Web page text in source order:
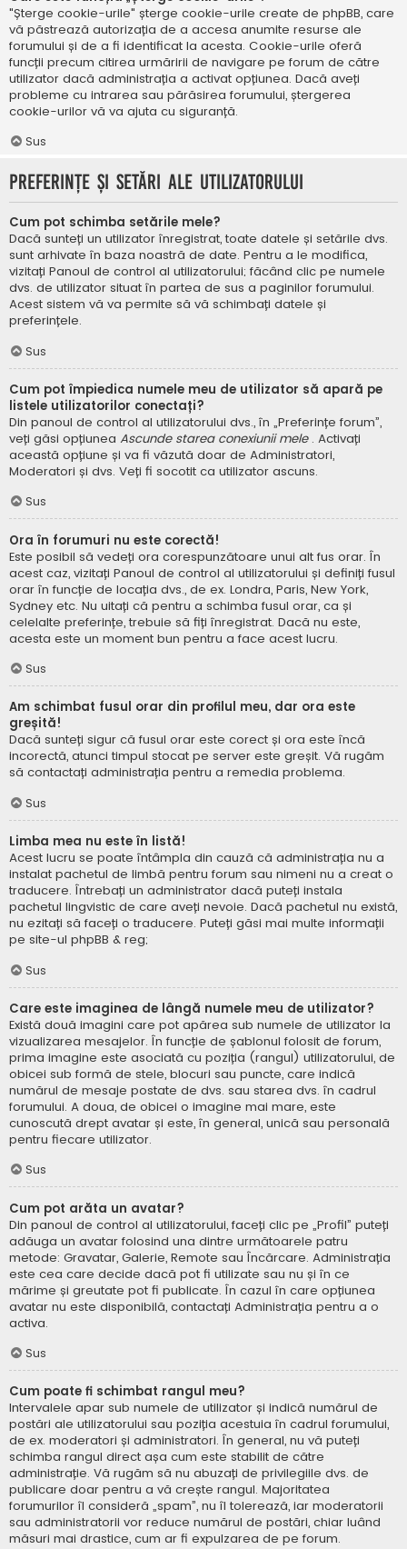
"Șterge cookie-urile" șterge cookie-urile create de phpBB, care
vă păstrează autorizația de a accesa anumite resurse ale
forumului și de a fi identificat la acesta. Cookie-urile oferă
funcții precum citirea urmăririi de navigare pe forum de către
utilizator dacă administrația a activat opțiunea. Dacă aveți
probleme cu intrarea sau părăsirea forumului, ștergerea
cookie-urilor vă va ajuta cu siguranță.
Sus
Preferințe și setări ale utilizatorului
Cum pot schimba setările mele?
Dacă sunteți un utilizator înregistrat, toate datele și setările dvs.
sunt arhivate în baza noastră de date. Pentru a le modifica,
vizitați Panoul de control al utilizatorului; făcând clic pe numele
dvs. de utilizator situat în partea de sus a paginilor forumului.
Acest sistem vă va permite să vă schimbați datele și
preferințele.
Sus
Cum pot împiedica numele meu de utilizator să apară pe
listele utilizatorilor conectați?
Din panoul de control al utilizatorului dvs., în „Preferințe forum”,
veți găsi opțiunea Ascunde starea conexiunii mele . Activați
această opțiune și va fi văzută doar de Administratori,
Moderatori și dvs. Veți fi socotit ca utilizator ascuns.
Sus
Ora în forumuri nu este corectă!
Este posibil să vedeți ora corespunzătoare unui alt fus orar. În
acest caz, vizitați Panoul de control al utilizatorului și definiți fusul
orar în funcție de locația dvs., de ex. Londra, Paris, New York,
Sydney etc. Nu uitați că pentru a schimba fusul orar, ca și
celelalte preferințe, trebuie să fiți înregistrat. Dacă nu este,
acesta este un moment bun pentru a face acest lucru.
Sus
Am schimbat fusul orar din profilul meu, dar ora este
greșită!
Dacă sunteți sigur că fusul orar este corect și ora este încă
incorectă, atunci timpul stocat pe server este greșit. Vă rugăm
să contactați administrația pentru a remedia problema.
Sus
Limba mea nu este în listă!
Acest lucru se poate întâmpla din cauză că administrația nu a
instalat pachetul de limbă pentru forum sau nimeni nu a creat o
traducere. Întrebați un administrator dacă puteți instala
pachetul lingvistic de care aveți nevoie. Dacă pachetul nu există,
nu ezitați să faceți o traducere. Puteți găsi mai multe informații
pe site-ul phpBB & reg;
Sus
Care este imaginea de lângă numele meu de utilizator?
Există două imagini care pot apărea sub numele de utilizator la
vizualizarea mesajelor. În funcție de șablonul folosit de forum,
prima imagine este asociată cu poziția (rangul) utilizatorului, de
obicei sub formă de stele, blocuri sau puncte, care indică
numărul de mesaje postate de dvs. sau starea dvs. în cadrul
forumului. A doua, de obicei o imagine mai mare, este
cunoscută drept avatar și este, în general, unică sau personală
pentru fiecare utilizator.
Sus
Cum pot arăta un avatar?
Din panoul de control al utilizatorului, faceți clic pe „Profil” puteți
adăuga un avatar folosind una dintre următoarele patru
metode: Gravatar, Galerie, Remote sau Încărcare. Administrația
este cea care decide dacă pot fi utilizate sau nu și în ce
mărime și greutate pot fi publicate. În cazul în care opțiunea
avatar nu este disponibilă, contactați Administrația pentru a o
activa.
Sus
Cum poate fi schimbat rangul meu?
Intervalele apar sub numele de utilizator și indică numărul de
postări ale utilizatorului sau poziția acestuia în cadrul forumului,
de ex. moderatori și administratori. În general, nu vă puteți
schimba rangul direct așa cum este stabilit de către
administrație. Vă rugăm să nu abuzați de privilegiile dvs. de
publicare doar pentru a vă crește rangul. Majoritatea
forumurilor îl consideră „spam”, nu îl tolerează, iar moderatorii
sau administratorii vor reduce numărul de postări, chiar luând
măsuri mai drastice, cum ar fi expulzarea de pe forum.